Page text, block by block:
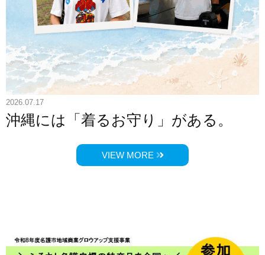
2026.07.17
沖縄には「着るお守り」がある。
VIEW MORE